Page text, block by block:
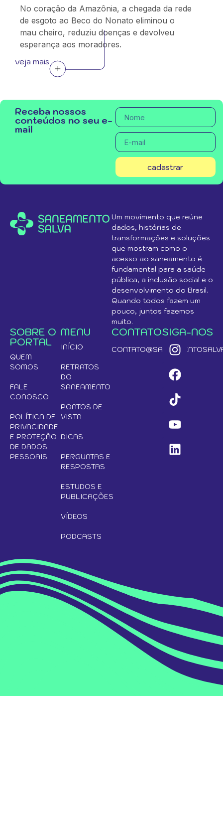
No coração da Amazônia, a chegada da rede
de esgoto ao Beco do Nonato eliminou o
mau cheiro, reduziu doenças e devolveu
esperança aos moradores.
veja mais
Receba nossos
conteúdos no seu e-
mail
cadastrar
Um movimento que reúne
dados, histórias de
transformações e soluções
que mostram como o
acesso ao saneamento é
fundamental para a saúde
pública, a inclusão social e o
desenvolvimento do Brasil.
Quando todos fazem um
pouco, juntos fazemos
muito.
SOBRE O
PORTAL
QUEM
SOMOS
FALE
CONOSCO
POLÍTICA DE
PRIVACIDADE
E PROTEÇÃO
DE DADOS
PESSOAIS
MENU
INÍCIO
RETRATOS
DO
SANEAMENTO
PONTOS DE
VISTA
DICAS
PERGUNTAS E
RESPOSTAS
ESTUDOS E
PUBLICAÇÕES
VÍDEOS
PODCASTS
CONTATOSIGA-NOS